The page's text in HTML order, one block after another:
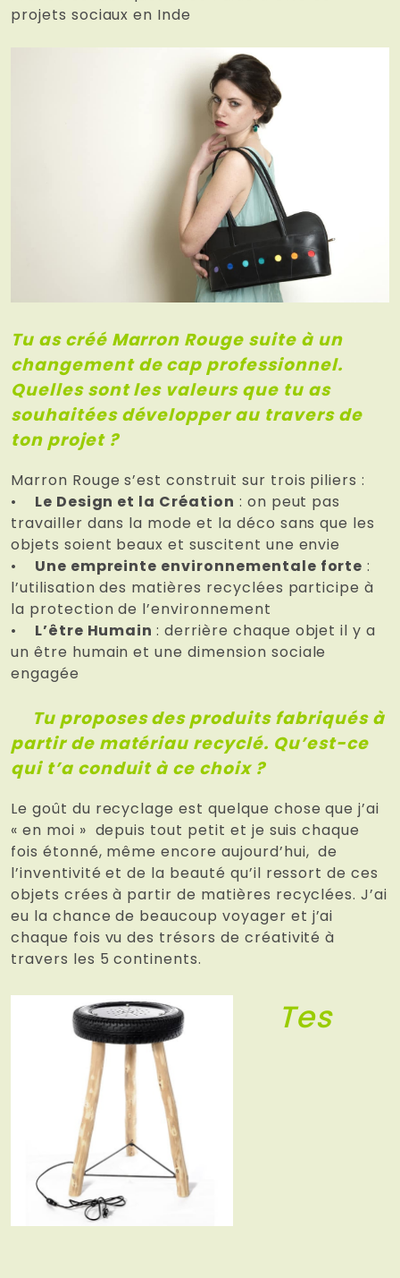
projets sociaux en Inde
Tu as créé Marron Rouge suite à un
changement de cap professionnel.
Quelles sont les valeurs que tu as
souhaitées développer au travers de
ton projet ?
Marron Rouge s’est construit sur trois piliers :
• Le Design et la Création : on peut pas
travailler dans la mode et la déco sans que les
objets soient beaux et suscitent une envie
• Une empreinte environnementale forte :
l’utilisation des matières recyclées participe à
la protection de l’environnement
• L’être Humain: derrière chaque objet il y a
un être humain et une dimension sociale
engagée
Tu proposes des produits fabriqués à
partir de matériau recyclé. Qu’est-ce
qui t’a conduit à ce choix ?
Le goût du recyclage est quelque chose que j’ai
« en moi » depuis tout petit et je suis chaque
fois étonné, même encore aujourd’hui, de
l’inventivité et de la beauté qu’il ressort de ces
objets crées à partir de matières recyclées. J’ai
eu la chance de beaucoup voyager et j’ai
chaque fois vu des trésors de créativité à
travers les 5 continents.
Tes